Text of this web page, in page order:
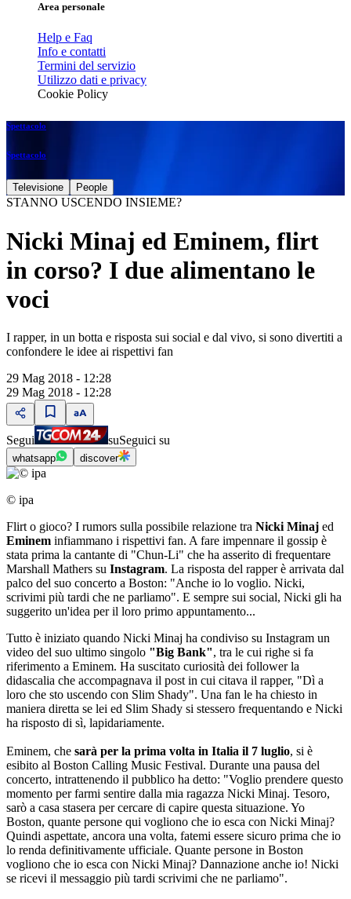
Area personale
Help e Faq
Info e contatti
Termini del servizio
Utilizzo dati e privacy
Cookie Policy
Spettacolo
Spettacolo
Televisione People
STANNO USCENDO INSIEME?
Nicki Minaj ed Eminem, flirt
in corso? I due alimentano le
voci
I rapper, in un botta e risposta sui social e dal vivo, si sono divertiti a
confondere le idee ai rispettivi fan
29 Mag 2018 - 12:28
29 Mag 2018 - 12:28
Segui suSeguici su
whatsapp discover
© ipa
Flirt o gioco? I rumors sulla possibile relazione tra Nicki Minaj ed
Eminem infiammano i rispettivi fan. A fare impennare il gossip è
stata prima la cantante di "Chun-Li" che ha asserito di frequentare
Marshall Mathers su Instagram. La risposta del rapper è arrivata dal
palco del suo concerto a Boston: "Anche io lo voglio. Nicki,
scrivimi più tardi che ne parliamo". E sempre sui social, Nicki gli ha
suggerito un'idea per il loro primo appuntamento...
Tutto è iniziato quando Nicki Minaj ha condiviso su Instagram un
video del suo ultimo singolo "Big Bank", tra le cui righe si fa
riferimento a Eminem. Ha suscitato curiosità dei follower la
didascalia che accompagnava il post in cui citava il rapper, "Dì a
loro che sto uscendo con Slim Shady". Una fan le ha chiesto in
maniera diretta se lei ed Slim Shady si stessero frequentando e Nicki
ha risposto di sì, lapidariamente.
Eminem, che sarà per la prima volta in Italia il 7 luglio, si è
esibito al Boston Calling Music Festival. Durante una pausa del
concerto, intrattenendo il pubblico ha detto: "Voglio prendere questo
momento per farmi sentire dalla mia ragazza Nicki Minaj. Tesoro,
sarò a casa stasera per cercare di capire questa situazione. Yo
Boston, quante persone qui vogliono che io esca con Nicki Minaj?
Quindi aspettate, ancora una volta, fatemi essere sicuro prima che io
lo renda definitivamente ufficiale. Quante persone in Boston
vogliono che io esca con Nicki Minaj? Dannazione anche io! Nicki
se ricevi il messaggio più tardi scrivimi che ne parliamo".